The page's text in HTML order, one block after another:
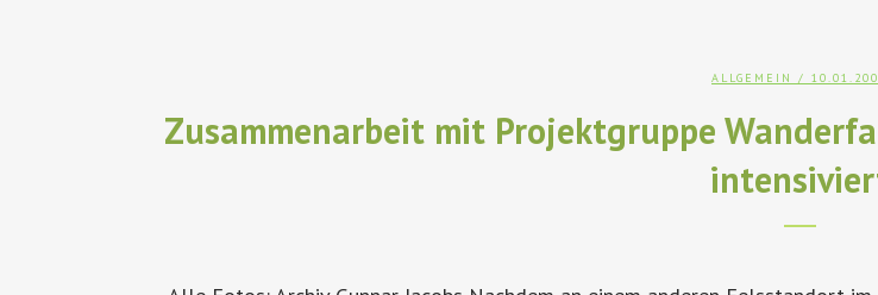
ALLGEMEIN /
Zusammenarbeit mit Projektgruppe